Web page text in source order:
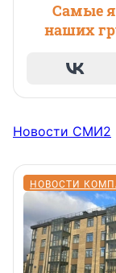
Самые
наших
Новости СМИ2
НОВОСТИ